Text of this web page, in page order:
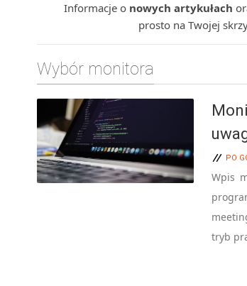
Informacje o nowych artykułach
prosto na Twojej
Wybór monitora
PO
Wpis
tryb